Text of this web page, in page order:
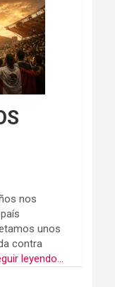
nos
unos
contra
leyendo...